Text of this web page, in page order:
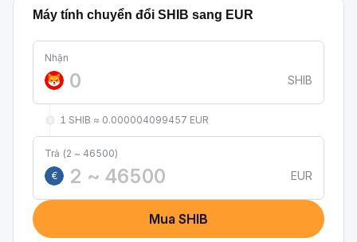
Máy tính chuyển đổi SHIB sang EUR
Nhận
SHIB
1 SHIB ≈ 0.000004099457 EUR
Trả (2 ~ 46500)
€
EUR
Mua SHIB